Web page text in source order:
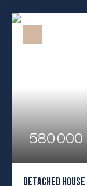
580 000
DETACHED